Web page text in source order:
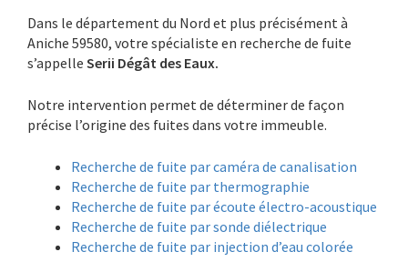
Dans le département du Nord et plus précisément à
Aniche 59580, votre spécialiste en recherche de fuite
s’appelle Serii Dégât des Eaux.
Notre intervention permet de déterminer de façon
précise l’origine des fuites dans votre immeuble.
Recherche de fuite par caméra de canalisation
Recherche de fuite par thermographie
Recherche de fuite par écoute électro-acoustique
Recherche de fuite par sonde diélectrique
Recherche de fuite par injection d’eau colorée